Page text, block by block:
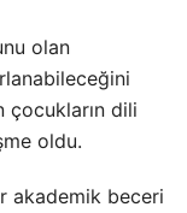
olan
dili
oldu.
akademik beceri